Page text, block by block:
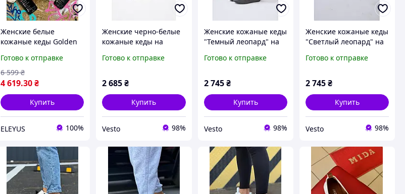
Женские белые
кожаные кеды Golden
винтажным эффектом)
Готово к отправке
4 619.30₴
6 599 ₴
Купить
ELEYUS 100%
Женские черно-белые
кожаные кеды на
кеды из натуральной
(Весна/Осень 2026)
Готово к отправке
2 685₴
Купить
Vesto 98%
Женские кожаные кеды
"Темный леопард" на
Анималистичные кеды
замши (Весна/Осень
2026)
Готово к отправке
2 745 ₴
Купить
Vesto 98%
Женские кожаные кеды
"Светлый леопард" на
Анималистичные кеды
замши (Весна/Осень
2026)
Готово к отправке
2 745₴
Купить
Vesto 98%